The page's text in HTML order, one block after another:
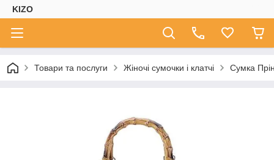
KIZO
Товари та послуги Жіночі сумочки і клатчі Сумка